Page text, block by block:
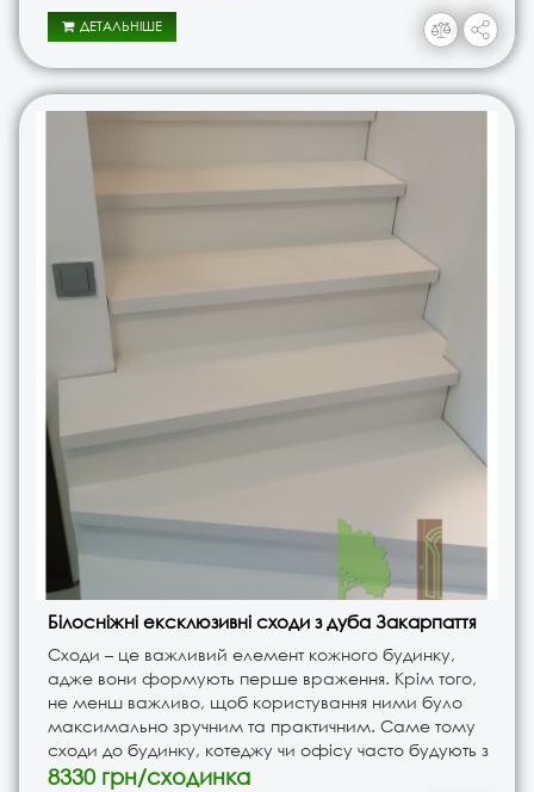
ДЕТАЛЬНІШЕ
Білосніжні ексклюзивні сходи з дуба Закарпаття
Сходи – це важливий елемент кожного будинку,
адже вони формують перше враження. Крім того,
не менш важливо, щоб користування ними було
максимально зручним та практичним. Саме тому
сходи до будинку, котеджу чи офісу часто будують з
бетону,а потім обшивають відбірним деревом.
8330 грн/сходинка